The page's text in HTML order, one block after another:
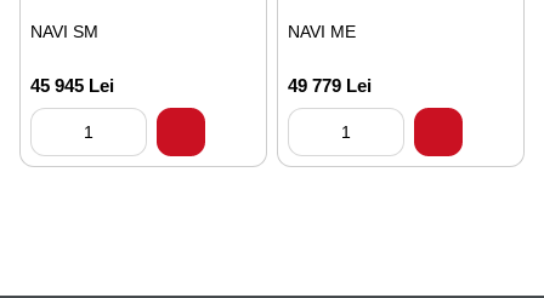
NAVI SM
45 945 Lei
NAVI ME
49 779 Lei